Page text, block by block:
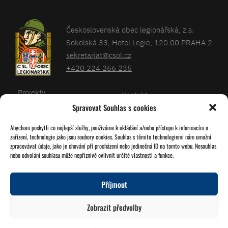
Spravovat Souhlas s cookies
Abychom poskytli co nejlepší služby, používáme k ukládání a/nebo přístupu k informacím o
zařízení, technologie jako jsou soubory cookies. Souhlas s těmito technologiemi nám umožní
zpracovávat údaje, jako je chování při procházení nebo jedinečná ID na tomto webu. Nesouhlas
nebo odvolání souhlasu může nepříznivě ovlivnit určité vlastnosti a funkce.
Příjmout
Zobrazit předvolby
Československá obec legionářská, z.s.
Sokolská 33, Hotel Legie, 120 00 PRAHA 2
sekretariat@csol.cz
+420 224 266 235
Sledujte nás!
Projekty
Kalendář
O nás
Kontakt
Databáze legionářů
Pro členy
Zásady cookies